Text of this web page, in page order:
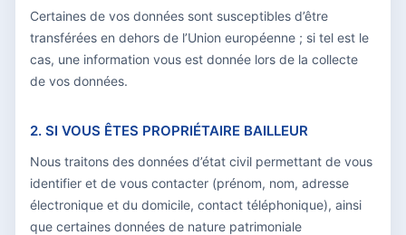
Certaines de vos données sont susceptibles d’être
transférées en dehors de l’Union européenne ; si tel est le
cas, une information vous est donnée lors de la collecte
de vos données.
2. SI VOUS ÊTES PROPRIÉTAIRE BAILLEUR
Nous traitons des données d’état civil permettant de vous
identifier et de vous contacter (prénom, nom, adresse
électronique et du domicile, contact téléphonique), ainsi
que certaines données de nature patrimoniale